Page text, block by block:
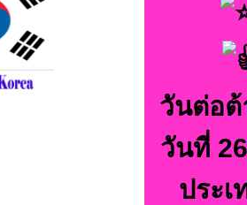
วันต่อต้
วันที่
ประ